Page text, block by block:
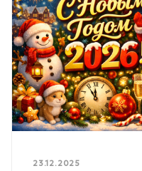
23.12.2025